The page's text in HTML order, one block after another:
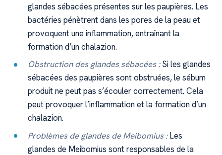
glandes sébacées présentes sur les paupières. Les
bactéries pénètrent dans les pores de la peau et
provoquent une inflammation, entraînant la
formation d’un chalazion.
Obstruction des glandes sébacées :Si les glandes
sébacées des paupières sont obstruées, le sébum
produit ne peut pas s’écouler correctement. Cela
peut provoquer l’inflammation et la formation d’un
chalazion.
Problèmes de glandes de Meibomius :Les
glandes de Meibomius sont responsables de la